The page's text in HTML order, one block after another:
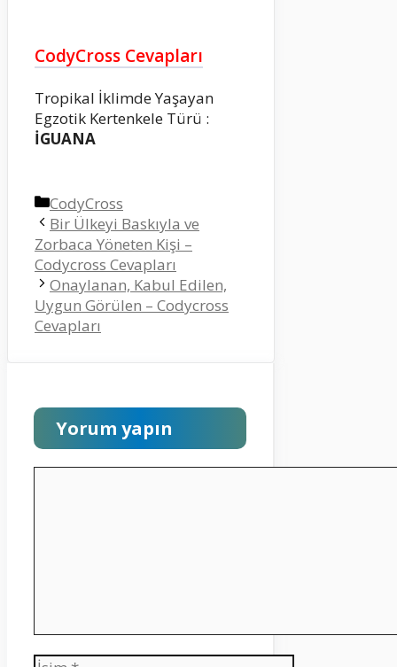
CodyCross Cevapları
Tropikal İklimde Yaşayan
Egzotik Kertenkele Türü :
İGUANA
Kategoriler
CodyCross
Bir Ülkeyi Baskıyla ve
Zorbaca Yöneten Kişi –
Codycross Cevapları
Onaylanan, Kabul Edilen,
Uygun Görülen – Codycross
Cevapları
Yorum yapın